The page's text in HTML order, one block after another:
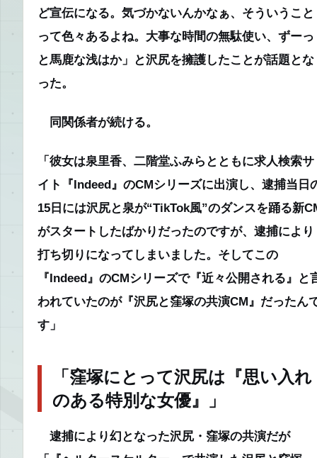
ど宣伝になる。気づかないんかなぁ、そういうこと
って色々あるよね。大事な時間の無駄使い、ずーっ
と馬鹿な浅はか」と沢尻を擁護したことが話題とな
った。
同関係者が続ける。
「彼女は泉里香、二階堂ふみらとともに求人検索サ
イト『Indeed』のCMシリーズに出演し、逮捕当日
15日には沢尻と泉が“TikTok風”のダンスを踊る新
がスタートしたばかりだったのですが、逮捕により
打ち切りになってしまいました。そしてこの
『Indeed』のCMシリーズで『近々公開される』と
われていたのが『沢尻と窪塚の共演CM』だったん
す」
「窪塚にとって沢尻は『思い入れ
のある特別な女優』」
逮捕により幻となった沢尻・窪塚の共演だが